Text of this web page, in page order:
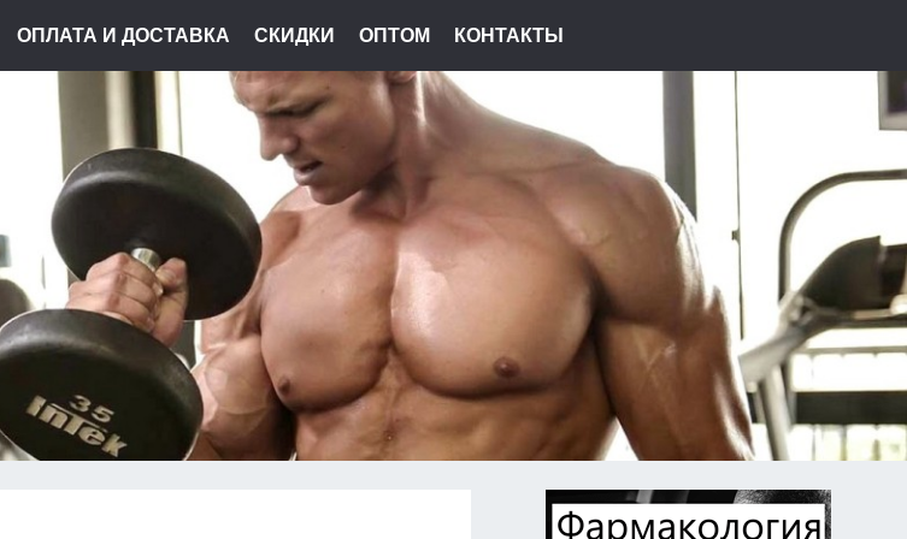
ОПЛАТА И ДОСТАВКА СКИДКИ ОПТОМ КОНТАКТЫ